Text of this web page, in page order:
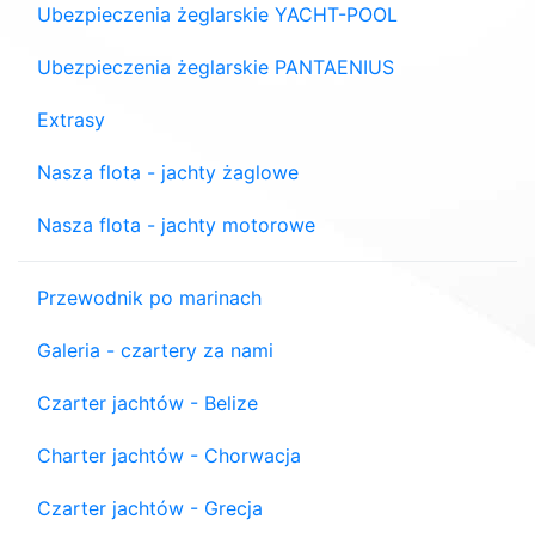
Ubezpieczenia żeglarskie YACHT-POOL
Ubezpieczenia żeglarskie PANTAENIUS
Extrasy
Nasza flota - jachty żaglowe
Nasza flota - jachty motorowe
Przewodnik po marinach
Galeria - czartery za nami
Czarter jachtów - Belize
Charter jachtów - Chorwacja
Czarter jachtów - Grecja